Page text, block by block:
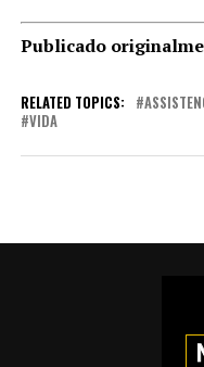
Publicado
RELATED TOPICS:
VIDA